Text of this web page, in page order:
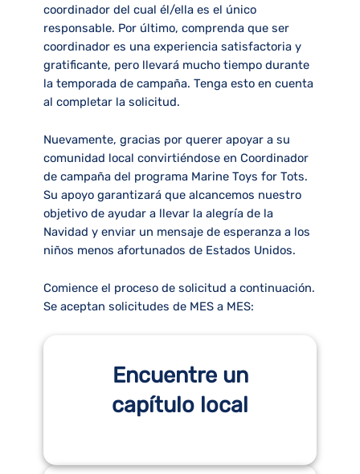
coordinador del cual él/ella es el único
responsable. Por último, comprenda que ser
coordinador es una experiencia satisfactoria y
gratificante, pero llevará mucho tiempo durante
la temporada de campaña. Tenga esto en cuenta
al completar la solicitud.
Nuevamente, gracias por querer apoyar a su
comunidad local convirtiéndose en Coordinador
de campaña del programa Marine Toys for Tots.
Su apoyo garantizará que alcancemos nuestro
objetivo de ayudar a llevar la alegría de la
Navidad y enviar un mensaje de esperanza a los
niños menos afortunados de Estados Unidos.
Comience el proceso de solicitud a continuación.
Se aceptan solicitudes de MES a MES:
Encuentre un
capítulo local